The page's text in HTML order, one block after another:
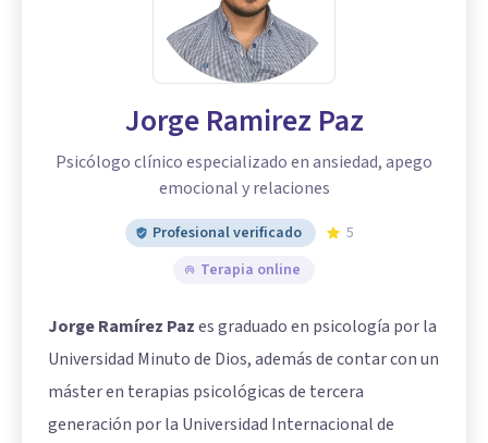
Jorge Ramirez Paz
Psicólogo clínico especializado en ansiedad, apego
emocional y relaciones
Profesional verificado
5
Terapia online
Jorge Ramírez Pazes graduado en psicología por la
Universidad Minuto de Dios, además de contar con un
máster en terapias psicológicas de tercera
generación por la Universidad Internacional de